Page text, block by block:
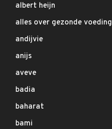
albert heijn
alles over gezonde voeding
andijvie
anijs
aveve
badia
baharat
bami